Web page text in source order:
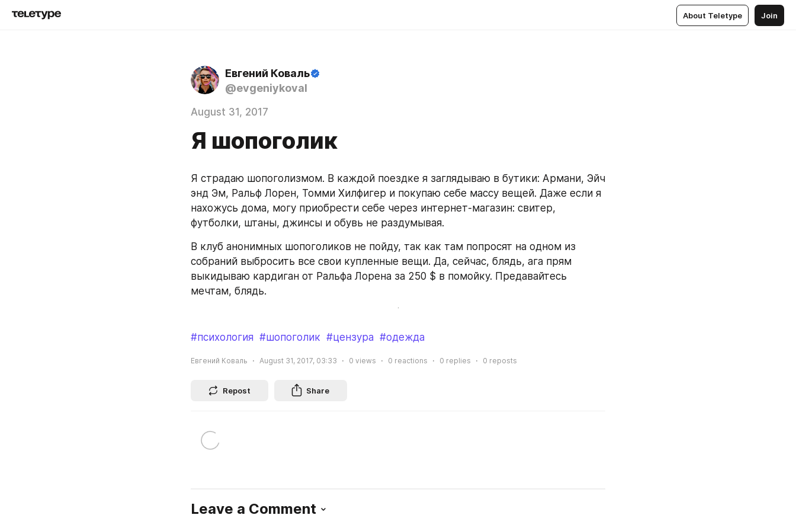
About Teletype Join
Евгений Коваль
@evgeniykoval
August 31, 2017
Я шопоголик
Я страдаю шопоголизмом. В каждой поездке я заглядываю в бутики: Армани, Эйч
энд Эм, Ральф Лорен, Томми Хилфигер и покупаю себе массу вещей. Даже если я
нахожусь дома, могу приобрести себе через интернет-магазин: свитер,
футболки, штаны, джинсы и обувь не раздумывая.
В клуб анонимных шопоголиков не пойду, так как там попросят на одном из
собраний выбросить все свои купленные вещи. Да, сейчас, блядь, ага прям
выкидываю кардиган от Ральфа Лорена за 250 $ в помойку. Предавайтесь
мечтам, блядь.
#психология #шопоголик #цензура #одежда
Евгений Коваль August 31, 2017, 03:33 0 views 0 reactions 0 replies 0 reposts
Repost Share
Leave a Comment